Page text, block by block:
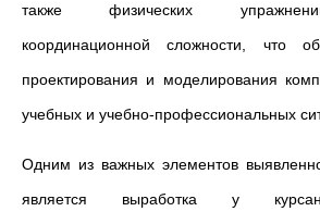
также физических
координационной сложности, что
проектирования и моделирования
учебных и учебно-профессиональных
Одним из важных элементов
является выработка у